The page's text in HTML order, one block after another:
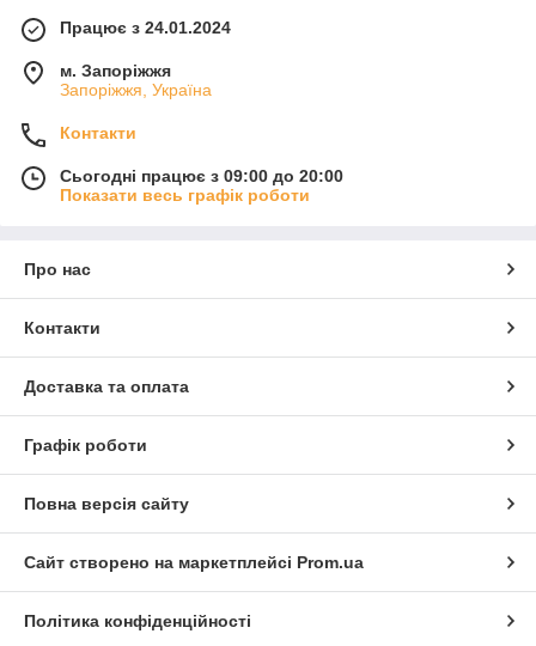
Працює з 24.01.2024
м. Запоріжжя
Запоріжжя, Україна
Контакти
Сьогодні працює з 09:00 до 20:00
Показати весь графік роботи
Про нас
Контакти
Доставка та оплата
Графік роботи
Повна версія сайту
Сайт створено на маркетплейсі Prom.ua
Політика конфіденційності